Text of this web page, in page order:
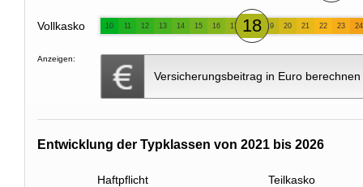
Vollkasko 10 11 12 13 14 15 16 17 18 19 20 21 22 23 24
Anzeigen:
Versicherungsbeitrag in Euro berechnen
Entwicklung der Typklassen von 2021 bis 2026
Haftpflicht Teilkasko